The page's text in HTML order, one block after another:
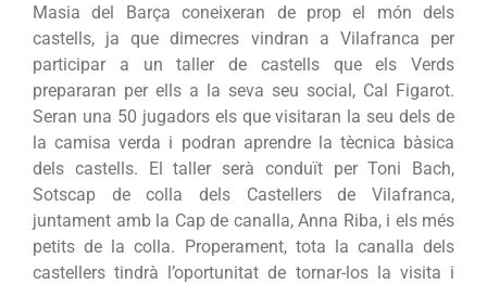
Masia del Barça coneixeran de prop el món dels
castells, ja que dimecres vindran a Vilafranca per
participar a un taller de castells que els Verds
prepararan per ells a la seva seu social, Cal Figarot.
Seran una 50 jugadors els que visitaran la seu dels de
la camisa verda i podran aprendre la tècnica bàsica
dels castells. El taller serà conduït per Toni Bach,
Sotscap de colla dels Castellers de Vilafranca,
juntament amb la Cap de canalla, Anna Riba, i els més
petits de la colla. Properament, tota la canalla dels
castellers tindrà l’oportunitat de tornar-los la visita i